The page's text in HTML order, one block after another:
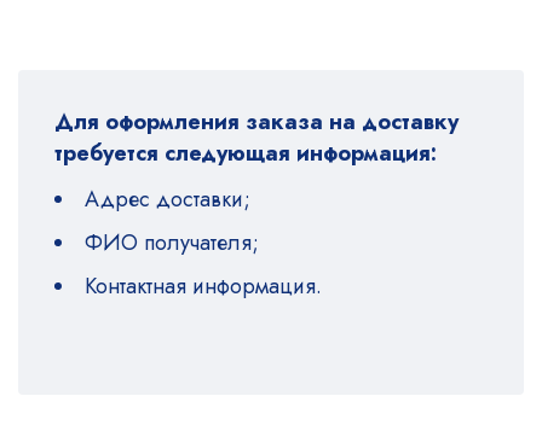
Для оформления заказа на доставку
требуется следующая информация:
Адрес доставки;
ФИО получателя;
Контактная информация.